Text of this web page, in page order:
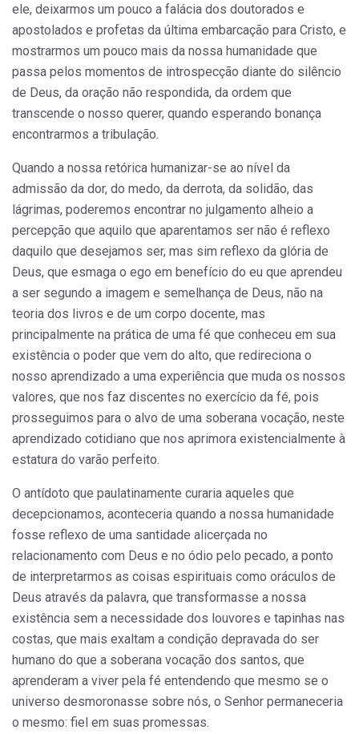
ele, deixarmos um pouco a falácia dos doutorados e
apostolados e profetas da última embarcação para Cristo, e
mostrarmos um pouco mais da nossa humanidade que
passa pelos momentos de introspecção diante do silêncio
de Deus, da oração não respondida, da ordem que
transcende o nosso querer, quando esperando bonança
encontrarmos a tribulação.
Quando a nossa retórica humanizar-se ao nível da
admissão da dor, do medo, da derrota, da solidão, das
lágrimas, poderemos encontrar no julgamento alheio a
percepção que aquilo que aparentamos ser não é reflexo
daquilo que desejamos ser, mas sim reflexo da glória de
Deus, que esmaga o ego em benefício do eu que aprendeu
a ser segundo a imagem e semelhança de Deus, não na
teoria dos livros e de um corpo docente, mas
principalmente na prática de uma fé que conheceu em sua
existência o poder que vem do alto, que redireciona o
nosso aprendizado a uma experiência que muda os nossos
valores, que nos faz discentes no exercício da fé, pois
prosseguimos para o alvo de uma soberana vocação, neste
aprendizado cotidiano que nos aprimora existencialmente à
estatura do varão perfeito.
O antídoto que paulatinamente curaria aqueles que
decepcionamos, aconteceria quando a nossa humanidade
fosse reflexo de uma santidade alicerçada no
relacionamento com Deus e no ódio pelo pecado, a ponto
de interpretarmos as coisas espirituais como oráculos de
Deus através da palavra, que transformasse a nossa
existência sem a necessidade dos louvores e tapinhas nas
costas, que mais exaltam a condição depravada do ser
humano do que a soberana vocação dos santos, que
aprenderam a viver pela fé entendendo que mesmo se o
universo desmoronasse sobre nós, o Senhor permaneceria
o mesmo: fiel em suas promessas.